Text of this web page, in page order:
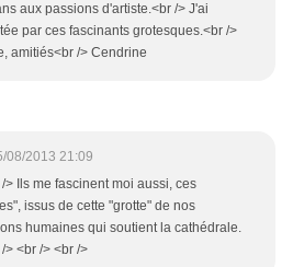
aux passions d'artiste.<br /> J'ai
par ces fascinants grotesques.<br />
amitiés<br /> Cendrine
08/2013 21:09
> Ils me fascinent moi aussi, ces
issus de cette "grotte" de nos
humaines qui soutient la cathédrale.
> <br /> <br />